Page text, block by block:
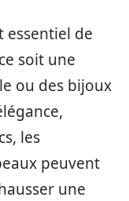
essentiel de
soit une
ou des bijoux
les
peuvent
une